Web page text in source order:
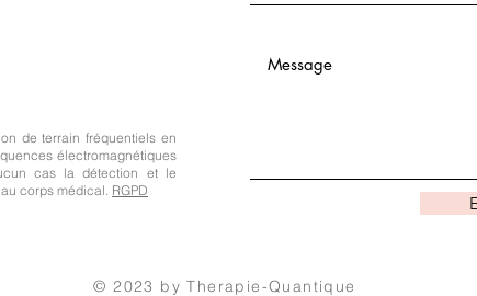
de terrain fréquentiels en
électromagnétiques
cas la détection et le
corps médical. RGPD
© 2023 by Therapie-Quantique